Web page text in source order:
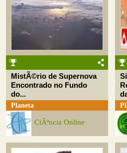
MistÃ©rio de Supernova
Encontrado no Fundo
do...
Planeta
CiÃªncia Online